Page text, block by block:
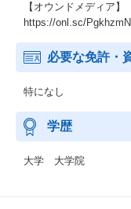
【オウンドメディア】
https://onl.sc/PgkhzmN
必要な免許・
特になし
学歴
大学 大学院